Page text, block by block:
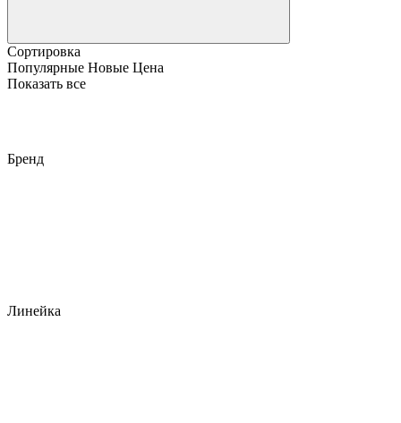
Сортировка
Популярные Новые Цена
Показать все
Бренд
Линейка